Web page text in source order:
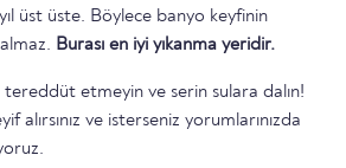
Burası en iyi yıkanma yeridir.
etmeyin ve serin sulara dalın!
alırsınız ve isterseniz yorumlarınızda